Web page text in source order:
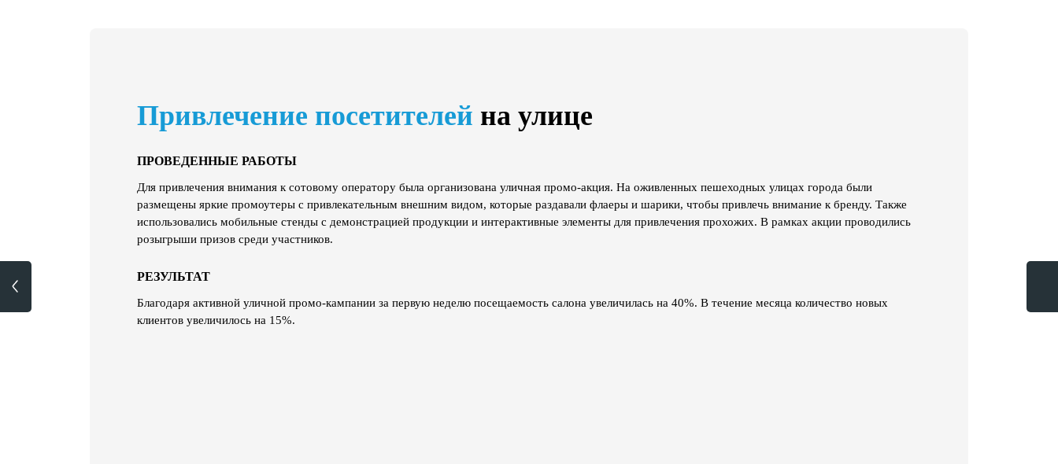
Привлечение посетителей на улице
ПРОВЕДЕННЫЕ РАБОТЫ
Для привлечения внимания к сотовому оператору была организована уличная промо-акция. На оживленных пешеходных улицах города были
размещены яркие промоутеры с привлекательным внешним видом, которые раздавали флаеры и шарики, чтобы привлечь внимание к бренду. Также
использовались мобильные стенды с демонстрацией продукции и интерактивные элементы для привлечения прохожих. В рамках акции проводились
розыгрыши призов среди участников.
РЕЗУЛЬТАТ
Благодаря активной уличной промо-кампании за первую неделю посещаемость салона увеличилась на 40%. В течение месяца количество новых
клиентов увеличилось на 15%.